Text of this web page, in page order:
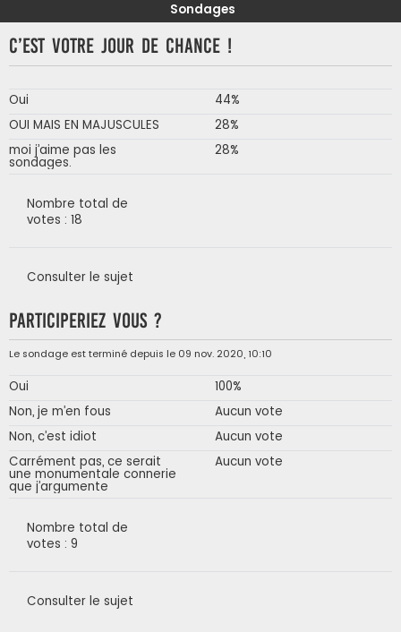
Sondages
C’est votre jour de chance !
Oui
44%
OUI MAIS EN MAJUSCULES
28%
moi j’aime pas les
sondages.
28%
Nombre total de
votes : 18
Consulter le sujet
Participeriez vous ?
Le sondage est terminé depuis le 09 nov. 2020, 10:10
Oui
100%
Non, je m’en fous
Aucun vote
Non, c’est idiot
Aucun vote
Carrément pas, ce serait
une monumentale connerie
que j’argumente
Aucun vote
Nombre total de
votes : 9
Consulter le sujet